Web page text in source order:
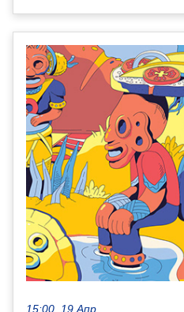
15:00, 19 Апр